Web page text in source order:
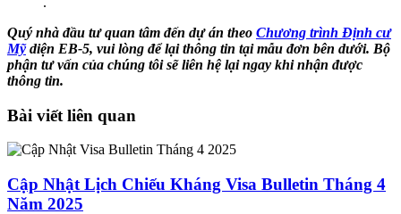
Quý nhà đầu tư quan tâm đến dự án theo Chương trình Định cư
Mỹdiện EB-5, vui lòng để lại thông tin tại mẫu đơn bên dưới. Bộ
phận tư vấn của chúng tôi sẽ liên hệ lại ngay khi nhận được
thông tin.
Bài viết liên quan
Cập Nhật Lịch Chiếu Kháng Visa Bulletin Tháng 4
Năm 2025